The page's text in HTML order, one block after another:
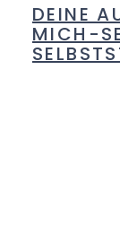
DEINE
MICH-